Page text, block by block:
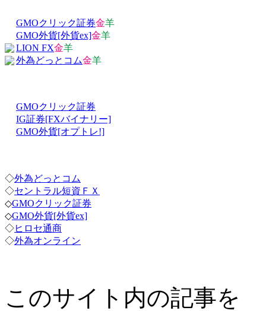
GMOクリック証券金羊
GMO外貨[外貨ex]金羊
LION FX金羊
外為どっとコム金羊
GMOクリック証券
IG証券[FXバイナリー]
GMO外貨[オプトレ!]
◇外為どっとコム
◇セントラル短資ＦＸ
◇GMOクリック証券
◇GMO外貨[外貨ex]
◇ヒロセ通商
◇外為オンライン
このサイト内の記事を